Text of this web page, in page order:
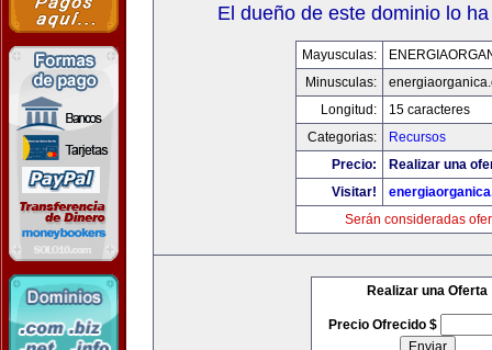
El dueño de este dominio lo
Mayusculas:
Minusculas:
Longitud:
15 caracteres
Categorias:
Recursos
Precio:
Realizar una
Visitar!
Serán consideradas
Realizar una Oferta
Precio Ofrecido $